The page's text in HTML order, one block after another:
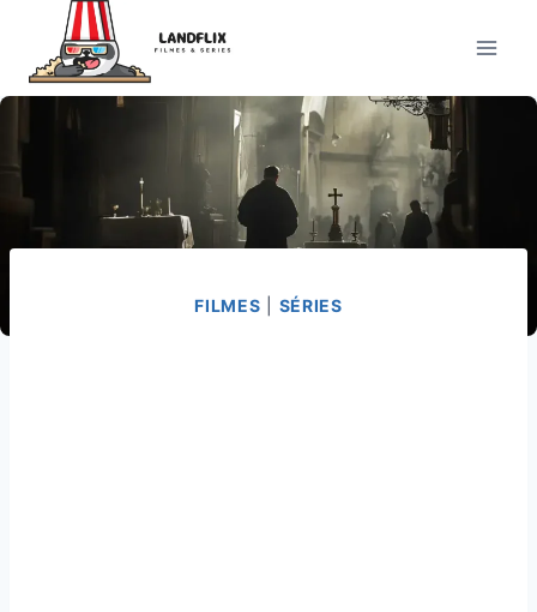
Conteúdo
FILMES SÉRIES